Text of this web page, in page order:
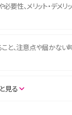
要性、メリット・デメリ
と、注意点や届かない
徹底比較！スペック・
見る